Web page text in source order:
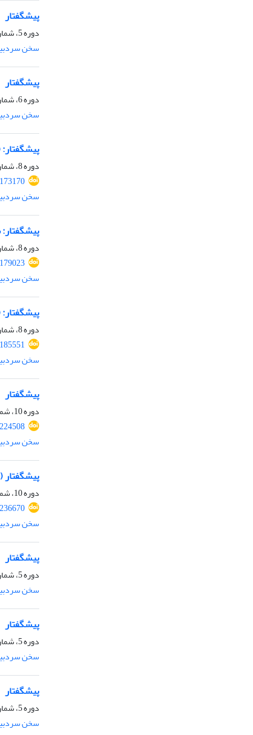
پیشگفتار
دوره 5، شماره 1، بهار 1399، صفحه
سخن
پیشگفتار
دوره 6، شماره 2، تابستان 1400، صفحه
سخن
دوره 8، شماره 1، بهار 1402، صفحه
سخن
پیشگفتار:
دوره 8، شماره 2، تابستان 1402، صفحه
سخن
دوره 8، شماره 3، پاییز 1402، صفحه
سخن
پیشگفتار
دوره 10، شماره 1، بهار 1404، صفحه
سخن
دوره 10، شماره 3، پاییز 1404، صفحه
سخن
پیشگفتار
دوره 5، شماره 2، تابستان 1399، صفحه
سخن
پیشگفتار
دوره 5، شماره 3، پاییز 1399، صفحه
سخن
پیشگفتار
دوره 5، شماره 4، زمستان 1399، صفحه
سخن